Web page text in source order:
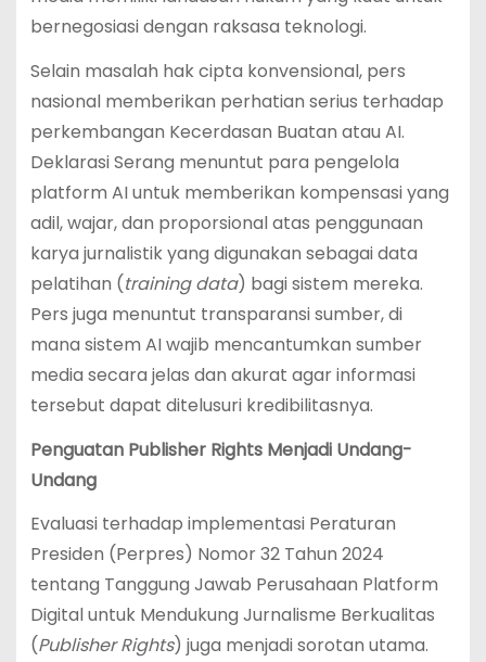
bernegosiasi dengan raksasa teknologi.
Selain masalah hak cipta konvensional, pers
nasional memberikan perhatian serius terhadap
perkembangan Kecerdasan Buatan atau AI.
Deklarasi Serang menuntut para pengelola
platform AI untuk memberikan kompensasi yang
adil, wajar, dan proporsional atas penggunaan
karya jurnalistik yang digunakan sebagai data
pelatihan (training data) bagi sistem mereka.
Pers juga menuntut transparansi sumber, di
mana sistem AI wajib mencantumkan sumber
media secara jelas dan akurat agar informasi
tersebut dapat ditelusuri kredibilitasnya.
Penguatan Publisher Rights Menjadi Undang-
Undang
Evaluasi terhadap implementasi Peraturan
Presiden (Perpres) Nomor 32 Tahun 2024
tentang Tanggung Jawab Perusahaan Platform
Digital untuk Mendukung Jurnalisme Berkualitas
(Publisher Rights) juga menjadi sorotan utama.